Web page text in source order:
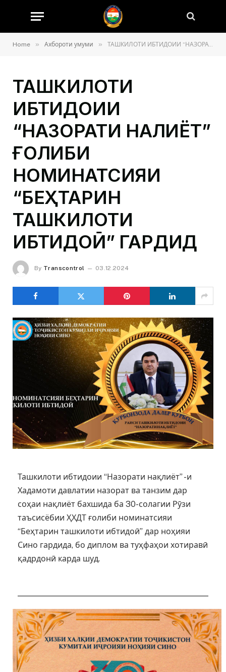
Home » Ахбороти умуми » ТАШКИЛОТИ ИБТИДОИИ “НАЗОРАТИ НАҚЛИЁТ” ҒОЛИБИ НОМИНАТСИЯИ “БЕҲТАРИН ТАШКИЛОТИ ИБТИДОӢ” ГАРДИД
ТАШКИЛОТИ
ИБТИДОИИ
“НАЗОРАТИ НАҚЛИЁТ”
ҒОЛИБИ
НОМИНАТСИЯИ
“БЕҲТАРИН
ТАШКИЛОТИ
ИБТИДОӢ” ГАРДИД
By Transcontrol 03.12.2024
Ташкилоти ибтидоии “Назорати нақлиёт” -и
Хадамоти давлатии назорат ва танзим дар
соҳаи нақлиёт бахшида ба 30-солагии Рӯзи
таъсисёбии ҲХДТ ғолиби номинатсияи
“Беҳтарин ташкилоти ибтидоӣ” дар ноҳияи
Сино гардида, бо диплом ва туҳфаҳои хотиравӣ
қадрдонӣ карда шуд.